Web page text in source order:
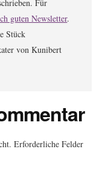
Für
guten Newsletter.
Stück
von Kunibert
Erforderliche Felder